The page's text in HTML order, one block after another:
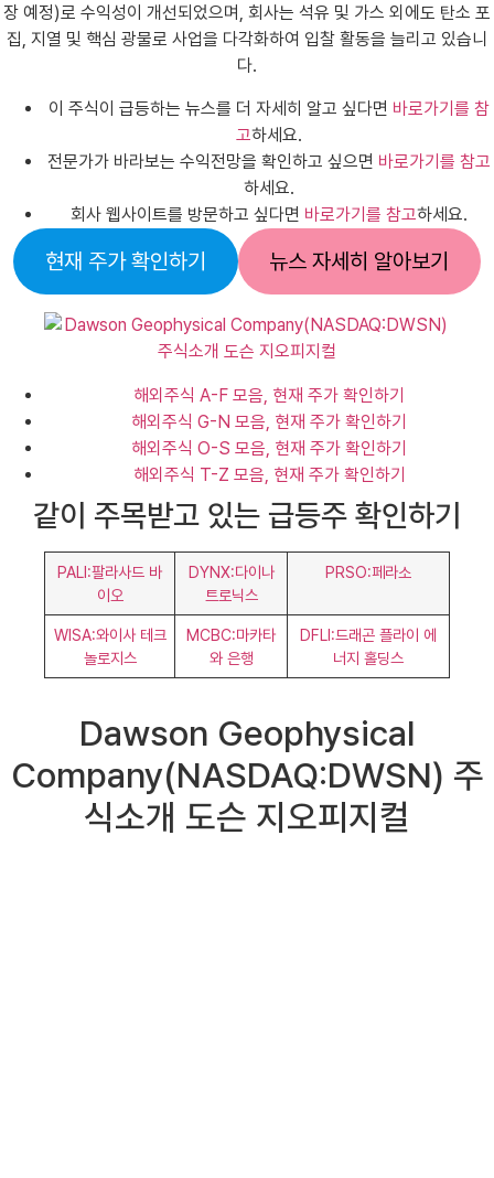
장 예정)로 수익성이 개선되었으며, 회사는 석유 및 가스 외에도 탄소 포
집, 지열 및 핵심 광물로 사업을 다각화하여 입찰 활동을 늘리고 있습니
다.
이 주식이 급등하는 뉴스를 더 자세히 알고 싶다면 바로가기를 참
고하세요.
전문가가 바라보는 수익전망을 확인하고 싶으면 바로가기를 참고
하세요.
회사 웹사이트를 방문하고 싶다면 바로가기를 참고하세요.
현재 주가 확인하기 뉴스 자세히 알아보기
해외주식 A-F 모음, 현재 주가 확인하기
해외주식 G-N 모음, 현재 주가 확인하기
해외주식 O-S 모음, 현재 주가 확인하기
해외주식 T-Z 모음, 현재 주가 확인하기
같이 주목받고 있는 급등주 확인하기
PALI:팔라사드 바
이오
DYNX:다이나
트로닉스
PRSO:페라소
WISA:와이사 테크
놀로지스
MCBC:마카타
와 은행
DFLI:드래곤 플라이 에
너지 홀딩스
Dawson Geophysical
Company(NASDAQ:DWSN) 주
식소개 도슨 지오피지컬